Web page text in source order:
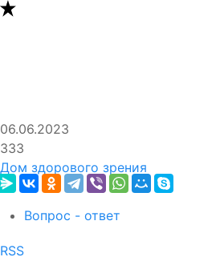
06.06.2023
333
Дом здорового зрения
Вопрос - ответ
RSS